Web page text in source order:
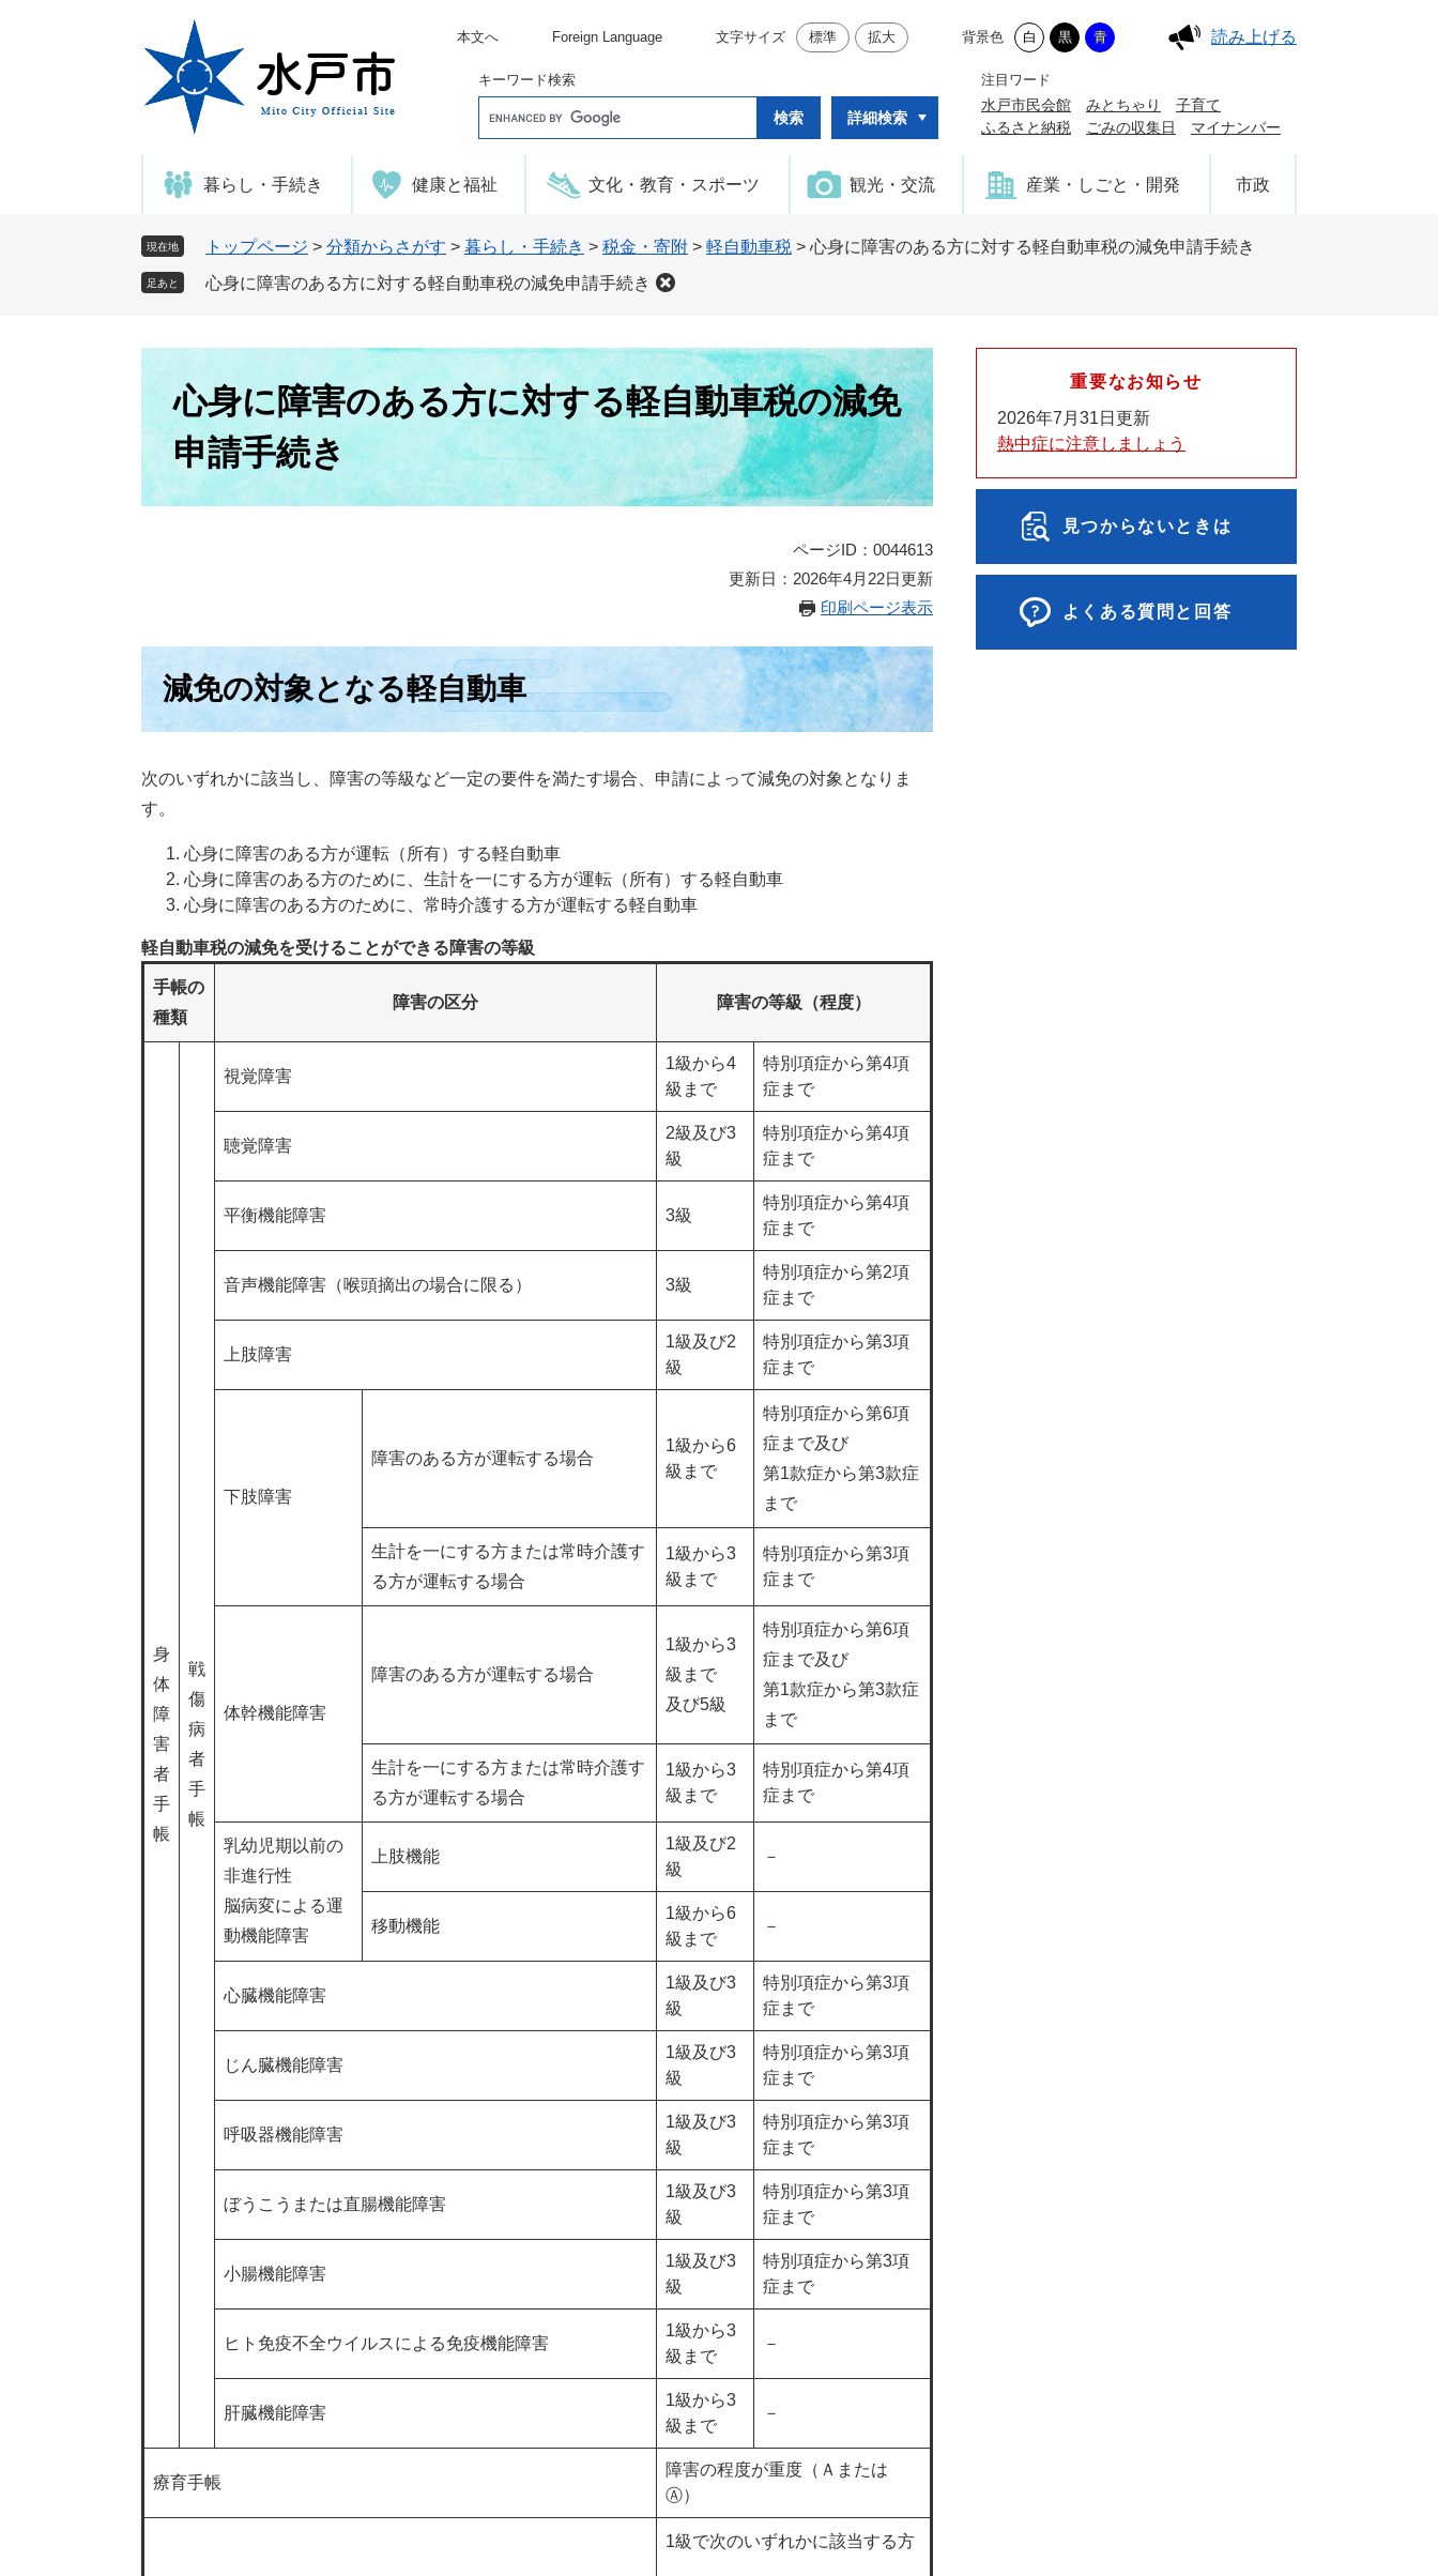
本文へ Foreign Language 文字サイズ 標準 拡大 背景色 白 黒 青 読み上げる
キーワード検索
o
e
タ
ム
検
索
詳細検索
注目ワード
水戸市民会館 みとちゃり
子育て
ふるさと納税
ごみの収集日 マイナンバー
暮らし・手続き 健康と福祉 文化・教育・スポーツ 観光・交流 産業・しごと・開発 市政
現在地 トップページ > 分類からさがす > 暮らし・手続き > 税金・寄附 > 軽自動車税 > 心身に障害のある方に対する軽自動車税の減免申請手続き
足あと 心身に障害のある方に対する軽自動車税の減免申請手続き
心身に障害のある方に対する軽自動車税の減免
申請手続き
ページID：0044613
更新日：2026年4月22日更新
印刷ページ表示
減免の対象となる軽自動車
次のいずれかに該当し、障害の等級など一定の要件を満たす場合、申請によって減免の対象となりま
す。
心身に障害のある方が運転（所有）する軽自動車
心身に障害のある方のために、生計を一にする方が運転（所有）する軽自動車
心身に障害のある方のために、常時介護する方が運転する軽自動車
軽自動車税の減免を受けることができる障害の等級
手帳の
種類
障害の区分 障害の等級（程度）
身
体
障
害
者
手
帳
戦
傷
病
者
手
帳
視覚障害
1級から4
級まで
特別項症から第4項
症まで
聴覚障害
2級及び3
級
特別項症から第4項
症まで
平衡機能障害 3級
特別項症から第4項
症まで
音声機能障害（喉頭摘出の場合に限る） 3級
特別項症から第2項
症まで
上肢障害
1級及び2
級
特別項症から第3項
症まで
下肢障害
障害のある方が運転する場合
1級から6
級まで
特別項症から第6項
症まで及び
第1款症から第3款症
まで
生計を一にする方または常時介護す
る方が運転する場合
1級から3
級まで
特別項症から第3項
症まで
体幹機能障害
障害のある方が運転する場合
1級から3
級まで
及び5級
特別項症から第6項
症まで及び
第1款症から第3款症
まで
生計を一にする方または常時介護す
る方が運転する場合
1級から3
級まで
特別項症から第4項
症まで
乳幼児期以前の
非進行性
脳病変による運
動機能障害
上肢機能
1級及び2
級
－
移動機能
1級から6
級まで
－
心臓機能障害
1級及び3
級
特別項症から第3項
症まで
じん臓機能障害
1級及び3
級
特別項症から第3項
症まで
呼吸器機能障害
1級及び3
級
特別項症から第3項
症まで
ぼうこうまたは直腸機能障害
1級及び3
級
特別項症から第3項
症まで
小腸機能障害
1級及び3
級
特別項症から第3項
症まで
ヒト免疫不全ウイルスによる免疫機能障害
1級から3
級まで
－
肝臓機能障害
1級から3
級まで
－
療育手帳
障害の程度が重度（Ａまたは
Ⓐ）
1級で次のいずれかに該当する方
重要なお知らせ
2026年7月31日更新
熱中症に注意しましょう
見つからないときは
よくある質問と回答